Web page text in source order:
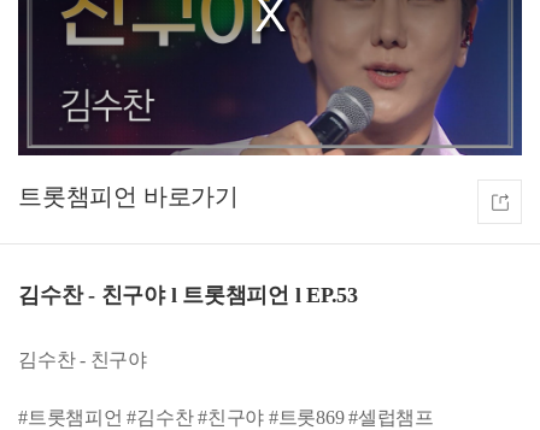
트롯챔피언
김수찬 - 친구야 l 트롯챔피언 l EP.53
김수찬 - 친구야
#트롯챔피언 #김수찬 #친구야 #트롯869 #셀럽챔프